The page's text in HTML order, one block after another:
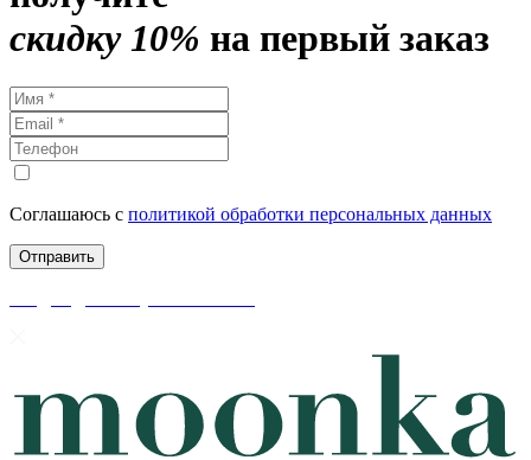
скидку 10% на первый заказ
Соглашаюсь с политикой обработки персональных данных